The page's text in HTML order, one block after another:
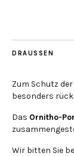
DRAUSSEN
Zum Schutz
besonders
Das Ornitho-
Wir bitten Sie